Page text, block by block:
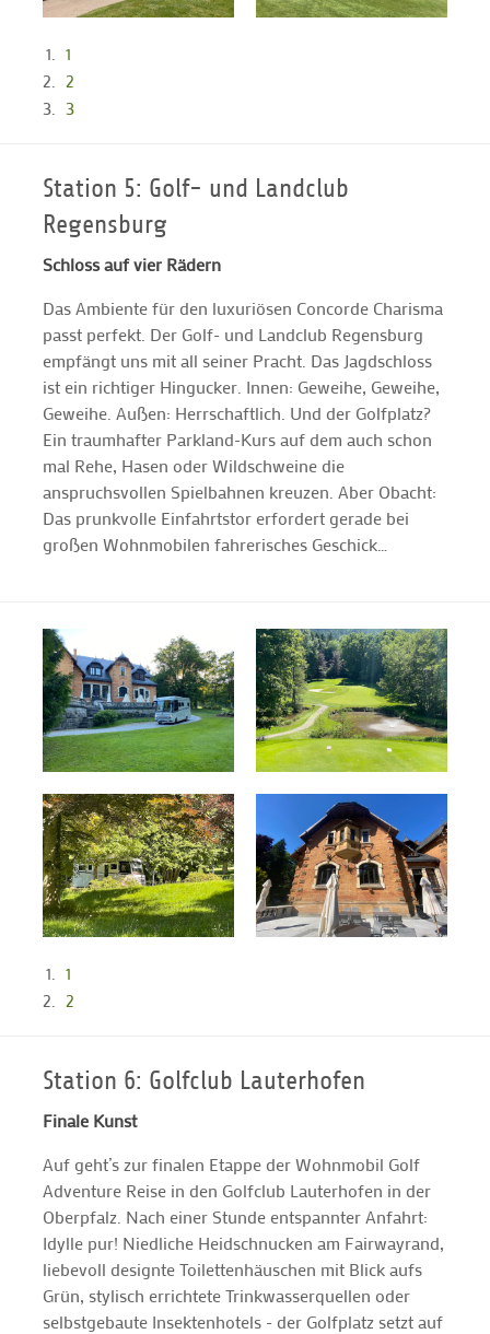
1
2
3
Station 5: Golf- und Landclub
Regensburg
Schloss auf vier Rädern
Das Ambiente für den luxuriösen Concorde Charisma
passt perfekt. Der Golf- und Landclub Regensburg
empfängt uns mit all seiner Pracht. Das Jagdschloss
ist ein richtiger Hingucker. Innen: Geweihe, Geweihe,
Geweihe. Außen: Herrschaftlich. Und der Golfplatz?
Ein traumhafter Parkland-Kurs auf dem auch schon
mal Rehe, Hasen oder Wildschweine die
anspruchsvollen Spielbahnen kreuzen. Aber Obacht:
Das prunkvolle Einfahrtstor erfordert gerade bei
großen Wohnmobilen fahrerisches Geschick…
1
2
Station 6: Golfclub Lauterhofen
Finale Kunst
Auf geht’s zur finalen Etappe der Wohnmobil Golf
Adventure Reise in den Golfclub Lauterhofen in der
Oberpfalz. Nach einer Stunde entspannter Anfahrt:
Idylle pur! Niedliche Heidschnucken am Fairwayrand,
liebevoll designte Toilettenhäuschen mit Blick aufs
Grün, stylisch errichtete Trinkwasserquellen oder
selbstgebaute Insektenhotels - der Golfplatz setzt auf